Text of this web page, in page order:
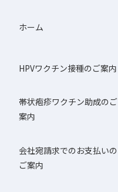
ホーム
HPVワクチン接種のご案内
帯状疱疹ワクチン助成のご
案内
会社宛請求でのお支払いの
ご案内